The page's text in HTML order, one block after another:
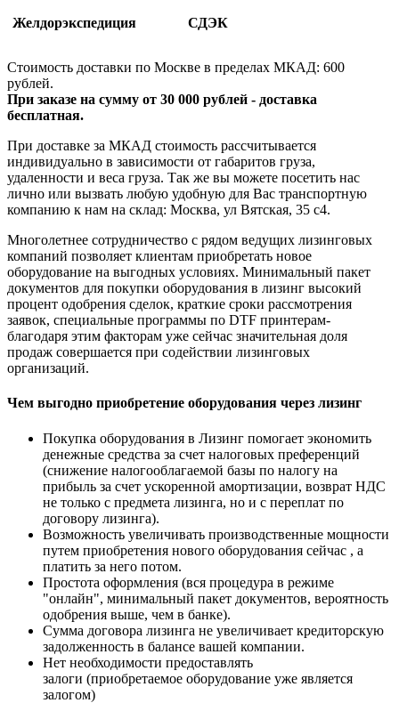
Желдорэкспедиция СДЭК
Стоимость доставки по Москве в пределах МКАД: 600
рублей.
При заказе на сумму от 30 000 рублей - доставка
бесплатная.
При доставке за МКАД стоимость рассчитывается
индивидуально в зависимости от габаритов груза,
удаленности и веса груза. Так же вы можете посетить нас
лично или вызвать любую удобную для Вас транспортную
компанию к нам на склад: Москва, ул Вятская, 35 c4.
Многолетнее сотрудничество с рядом ведущих лизинговых
компаний позволяет клиентам приобретать новое
оборудование на выгодных условиях. Минимальный пакет
документов для покупки оборудования в лизинг высокий
процент одобрения сделок, краткие сроки рассмотрения
заявок, специальные программы по DTF принтерам-
благодаря этим факторам уже сейчас значительная доля
продаж совершается при содействии лизинговых
организаций.
Чем выгодно приобретение оборудования через лизинг
Покупка оборудования в Лизинг помогает экономить
денежные средства за счет налоговых преференций
(снижение налогооблагаемой базы по налогу на
прибыль за счет ускоренной амортизации, возврат НДС
не только с предмета лизинга, но и с переплат по
договору лизинга).
Возможность увеличивать производственные мощности
путем приобретения нового оборудования сейчас , а
платить за него потом.
Простота оформления (вся процедура в режиме
"онлайн", минимальный пакет документов, вероятность
одобрения выше, чем в банке).
Сумма договора лизинга не увеличивает кредиторскую
задолженность в балансе вашей компании.
Нет необходимости предоставлять
залоги (приобретаемое оборудование уже является
залогом)